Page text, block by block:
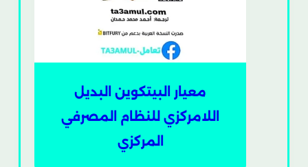
معيار البيتكوين البديل
اللامركزي للنظام المصرفي
المركزي